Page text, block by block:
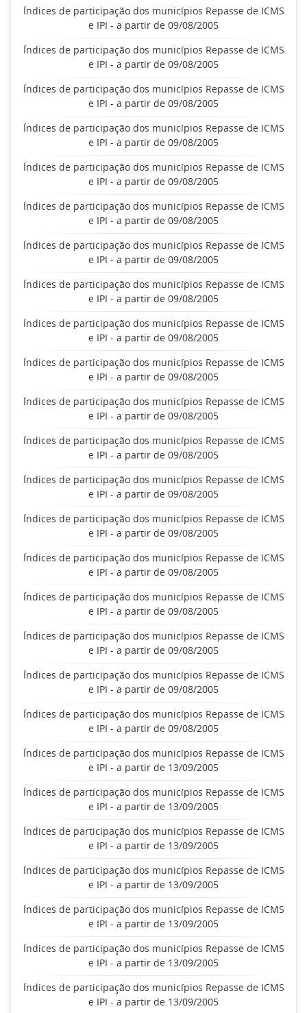
Índices de participação dos municípios Repasse de ICMS
e IPI - a partir de 09/08/2005
Índices de participação dos municípios Repasse de ICMS
e IPI - a partir de 09/08/2005
Índices de participação dos municípios Repasse de ICMS
e IPI - a partir de 09/08/2005
Índices de participação dos municípios Repasse de ICMS
e IPI - a partir de 09/08/2005
Índices de participação dos municípios Repasse de ICMS
e IPI - a partir de 09/08/2005
Índices de participação dos municípios Repasse de ICMS
e IPI - a partir de 09/08/2005
Índices de participação dos municípios Repasse de ICMS
e IPI - a partir de 09/08/2005
Índices de participação dos municípios Repasse de ICMS
e IPI - a partir de 09/08/2005
Índices de participação dos municípios Repasse de ICMS
e IPI - a partir de 09/08/2005
Índices de participação dos municípios Repasse de ICMS
e IPI - a partir de 09/08/2005
Índices de participação dos municípios Repasse de ICMS
e IPI - a partir de 09/08/2005
Índices de participação dos municípios Repasse de ICMS
e IPI - a partir de 09/08/2005
Índices de participação dos municípios Repasse de ICMS
e IPI - a partir de 09/08/2005
Índices de participação dos municípios Repasse de ICMS
e IPI - a partir de 09/08/2005
Índices de participação dos municípios Repasse de ICMS
e IPI - a partir de 09/08/2005
Índices de participação dos municípios Repasse de ICMS
e IPI - a partir de 09/08/2005
Índices de participação dos municípios Repasse de ICMS
e IPI - a partir de 09/08/2005
Índices de participação dos municípios Repasse de ICMS
e IPI - a partir de 09/08/2005
Índices de participação dos municípios Repasse de ICMS
e IPI - a partir de 09/08/2005
Índices de participação dos municípios Repasse de ICMS
e IPI - a partir de 13/09/2005
Índices de participação dos municípios Repasse de ICMS
e IPI - a partir de 13/09/2005
Índices de participação dos municípios Repasse de ICMS
e IPI - a partir de 13/09/2005
Índices de participação dos municípios Repasse de ICMS
e IPI - a partir de 13/09/2005
Índices de participação dos municípios Repasse de ICMS
e IPI - a partir de 13/09/2005
Índices de participação dos municípios Repasse de ICMS
e IPI - a partir de 13/09/2005
Índices de participação dos municípios Repasse de ICMS
e IPI - a partir de 13/09/2005